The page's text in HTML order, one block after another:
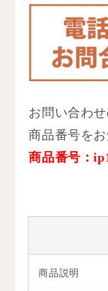
お問い合わ
商品番号を
商品番号：
商品説明